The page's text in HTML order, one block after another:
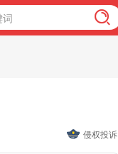
侵权投诉